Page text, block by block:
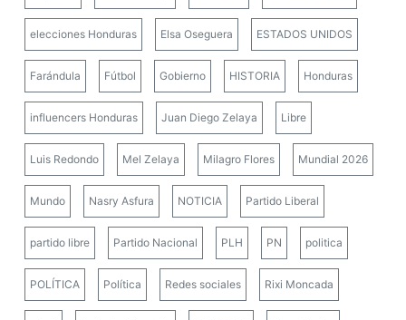
elecciones Honduras Elsa Oseguera ESTADOS UNIDOS
Farándula Fútbol Gobierno HISTORIA Honduras
influencers Honduras Juan Diego Zelaya Libre
Luis Redondo Mel Zelaya Milagro Flores Mundial 2026
Mundo Nasry Asfura NOTICIA Partido Liberal
partido libre Partido Nacional PLH PN politica
POLÍTICA Política Redes sociales Rixi Moncada